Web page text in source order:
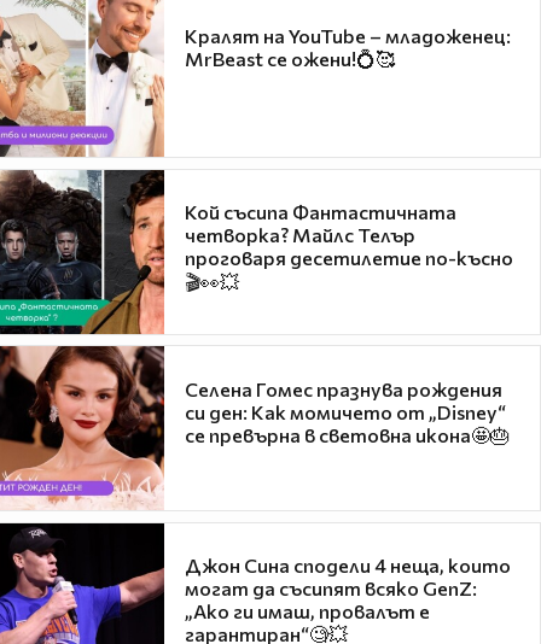
Кралят на YouTube – младоженец:
MrBeast се ожени!💍🥰
Кой съсипа Фантастичната
четворка? Майлс Телър
проговаря десетилетие по-късно
🎬👀💥
Селена Гомес празнува рождения
си ден: Как момичето от „Disney“
се превърна в световна икона🤩🎂
Джон Сина сподели 4 неща, които
могат да съсипят всяко GenZ:
„Ако ги имаш, провалът е
гарантиран“🧐💥